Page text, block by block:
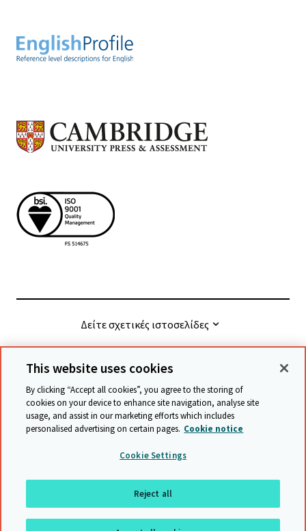
Δείτε σχετικές ιστοσελίδες
© Cambridge University Press & Assessment
Όροι και προϋποθέσεις
Προστασία δεδομένων
Accessibility statement Statement on modern slavery
Safeguarding policy
Χάρτης ιστότοπου
επιστροφή στην αρχή της σελίδας
This website uses cookies
By clicking “Accept all cookies”, you agree to the storing of
cookies on your device to enhance site navigation, analyse site
usage, and assist in our marketing efforts which includes
personalised advertising on certain pages. Cookie notice
Cookie Settings
Reject all